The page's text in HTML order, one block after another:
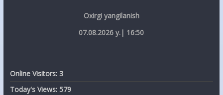
Oxirgi yangilanish
07.08.2026 y.| 16:50
Online Visitors: 3
Today's Views: 579